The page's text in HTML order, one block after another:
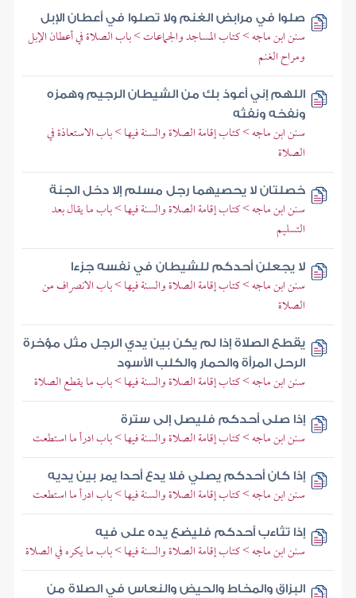
صلوا في مرابض الغنم ولا تصلوا في أعطان الإبل
سنن ابن ماجه > كتاب المساجد والجماعات > باب الصلاة في أعطان الإبل
ومراح الغنم
اللهم إني أعوذ بك من الشيطان الرجيم وهمزه
ونفخه ونفثه
سنن ابن ماجه > كتاب إقامة الصلاة والسنة فيها > باب الاستعاذة في
الصلاة
خصلتان لا يحصيهما رجل مسلم إلا دخل الجنة
سنن ابن ماجه > كتاب إقامة الصلاة والسنة فيها > باب ما يقال بعد
التسليم
لا يجعلن أحدكم للشيطان في نفسه جزءا
سنن ابن ماجه > كتاب إقامة الصلاة والسنة فيها > باب الانصراف من
الصلاة
يقطع الصلاة إذا لم يكن بين يدي الرجل مثل مؤخرة
الرحل المرأة والحمار والكلب الأسود
سنن ابن ماجه > كتاب إقامة الصلاة والسنة فيها > باب ما يقطع الصلاة
إذا صلى أحدكم فليصل إلى سترة
سنن ابن ماجه > كتاب إقامة الصلاة والسنة فيها > باب ادرأ ما استطعت
إذا كان أحدكم يصلي فلا يدع أحدا يمر بين يديه
سنن ابن ماجه > كتاب إقامة الصلاة والسنة فيها > باب ادرأ ما استطعت
إذا تثاءب أحدكم فليضع يده على فيه
سنن ابن ماجه > كتاب إقامة الصلاة والسنة فيها > باب ما يكره في الصلاة
البزاق والمخاط والحيض والنعاس في الصلاة من